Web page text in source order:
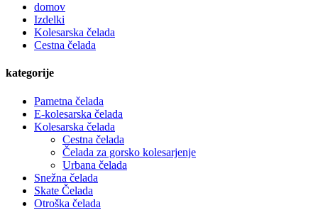
domov
Izdelki
Kolesarska čelada
Cestna čelada
kategorije
Pametna čelada
E-kolesarska čelada
Kolesarska čelada
Cestna čelada
Čelada za gorsko kolesarjenje
Urbana čelada
Snežna čelada
Skate Čelada
Otroška čelada